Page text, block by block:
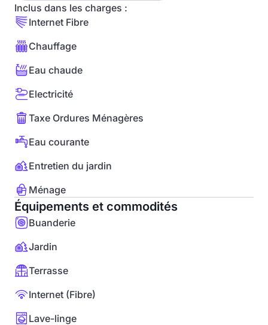
Inclus dans les charges :
Internet Fibre
Chauffage
Eau chaude
Electricité
Taxe Ordures Ménagères
Eau courante
Entretien du jardin
Ménage
Équipements et commodités
Buanderie
Jardin
Terrasse
Internet (Fibre)
Lave-linge